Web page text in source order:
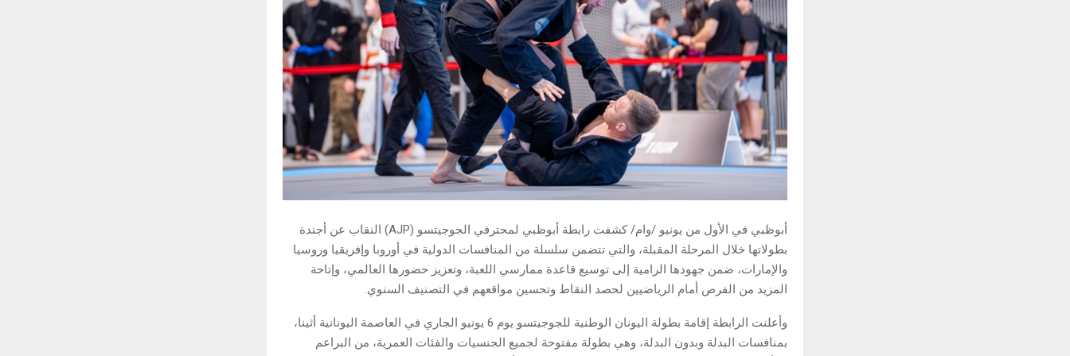
أبوظبي في الأول من يونيو /وام/ كشفت رابطة أبوظبي لمحترفي الجوجيتسو (AJP) النقاب عن أجندة
بطولاتها خلال المرحلة المقبلة، والتي تتضمن سلسلة من المنافسات الدولية في أوروبا وإفريقيا وروسيا
والإمارات، ضمن جهودها الرامية إلى توسيع قاعدة ممارسي اللعبة، وتعزيز حضورها العالمي، وإتاحة
المزيد من الفرص أمام الرياضيين لحصد النقاط وتحسين مواقعهم في التصنيف السنوي.
وأعلنت الرابطة إقامة بطولة اليونان الوطنية للجوجيتسو يوم 6 يونيو الجاري في العاصمة اليونانية أثينا،
بمنافسات البدلة وبدون البدلة، وهي بطولة مفتوحة لجميع الجنسيات والفئات العمرية، من البراعم